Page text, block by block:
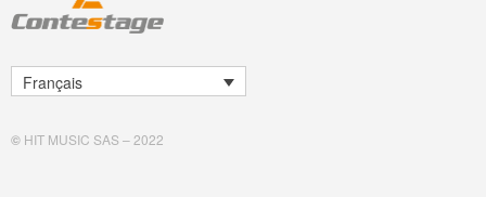
Français
© HIT MUSIC SAS – 2022